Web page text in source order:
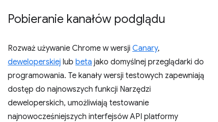
Pobieranie kanałów podglądu
Rozważ używanie Chrome w wersji Canary,
deweloperskiej lub beta jako domyślnej przeglądarki do
programowania. Te kanały wersji testowych zapewniają
dostęp do najnowszych funkcji Narzędzi
deweloperskich, umożliwiają testowanie
najnowocześniejszych interfejsów API platformy